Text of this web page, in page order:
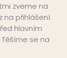
zveme na
na přihlášení.
hlavním
se na